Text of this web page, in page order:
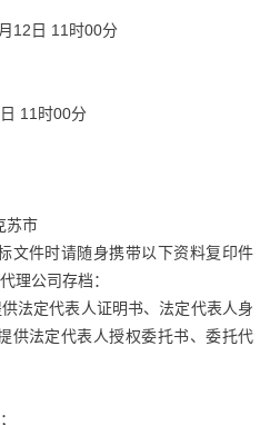
12日 11时00分
11时00分
苏市
文件时请随身携带以下资料复印件
理公司存档：
法定代表人证明书、法定代表人身
供法定代表人授权委托书、委托代